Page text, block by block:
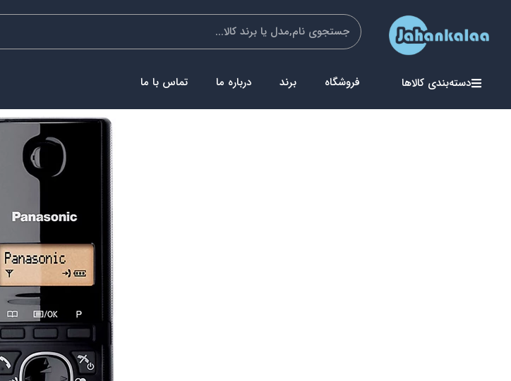
دسته‌بندی کالاها فروشگاه برند درباره ما تماس با ما